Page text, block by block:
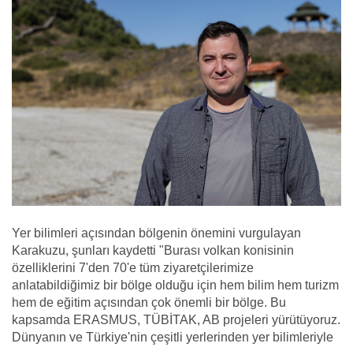
Yer bilimleri açısından bölgenin önemini vurgulayan
Karakuzu, şunları kaydetti "Burası volkan konisinin
özelliklerini 7'den 70'e tüm ziyaretçilerimize
anlatabildiğimiz bir bölge olduğu için hem bilim hem turizm
hem de eğitim açısından çok önemli bir bölge. Bu
kapsamda ERASMUS, TÜBİTAK, AB projeleri yürütüyoruz.
Dünyanın ve Türkiye'nin çeşitli yerlerinden yer bilimleriyle